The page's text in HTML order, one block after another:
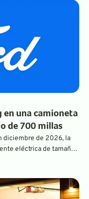
mira el vídeo de la F-
una camioneta
de 700 millas
diciembre de 2026, la
eléctrica de tamaño
EREV.